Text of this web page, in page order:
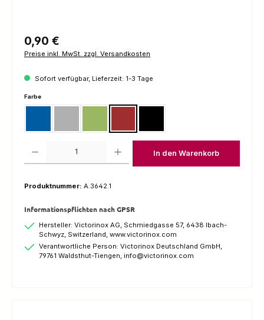
Regulärer Preis:
0,90 €
Preise inkl. MwSt. zzgl. Versandkosten
Sofort verfügbar, Lieferzeit: 1-3 Tage
Farbeauswählen
In den Warenkorb
Produktnummer: A.3642.1
Informationspflichten nach GPSR
Hersteller: Victorinox AG, Schmiedgasse 57, 6438 Ibach-
Schwyz, Switzerland, www.victorinox.com
Verantwortliche Person: Victorinox Deutschland GmbH,
79761 Waldsthut-Tiengen, info@victorinox.com